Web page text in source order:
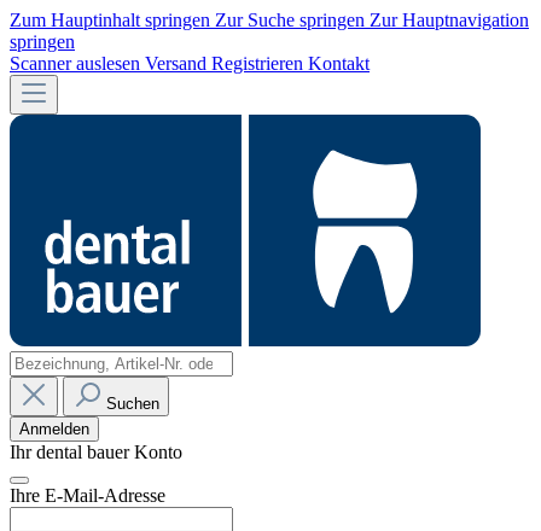
Zum Hauptinhalt springen Zur Suche springen Zur Hauptnavigation
springen
Scanner auslesen Versand Registrieren Kontakt
Suchen
Anmelden
Ihr dental bauer Konto
Ihre E-Mail-Adresse